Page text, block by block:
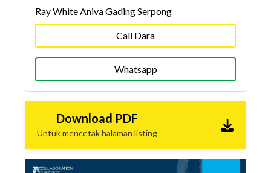
Ray White Aniva Gading Serpong
Call Dara
Whatsapp
Download PDF
Untuk mencetak halaman listing